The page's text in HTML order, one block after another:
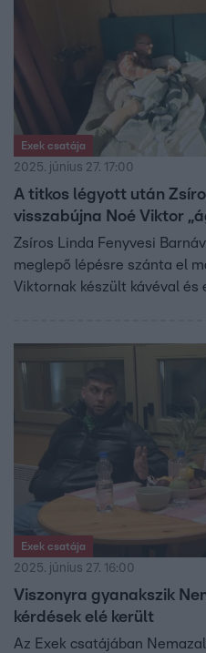
Exek csatája
2025. június 27. 17:00
A titkos légyott után
visszabújna Noé Viktor
Zsíros Linda Fenyvesi
meglepő lépésre szánta el
Viktornak készült kávéval és
Exek csatája
2025. június 27. 16:00
Viszonyra gyanakszik
kérdések elé került
Az Exek csatájában